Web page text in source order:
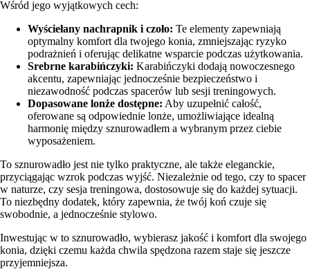
Wśród jego wyjątkowych cech:
Wyściełany nachrapnik i czoło: Te elementy zapewniają
optymalny komfort dla twojego konia, zmniejszając ryzyko
podrażnień i oferując delikatne wsparcie podczas użytkowania.
Srebrne karabińczyki: Karabińczyki dodają nowoczesnego
akcentu, zapewniając jednocześnie bezpieczeństwo i
niezawodność podczas spacerów lub sesji treningowych.
Dopasowane lonże dostępne: Aby uzupełnić całość,
oferowane są odpowiednie lonże, umożliwiające idealną
harmonię między sznurowadłem a wybranym przez ciebie
wyposażeniem.
To sznurowadło jest nie tylko praktyczne, ale także eleganckie,
przyciągając wzrok podczas wyjść. Niezależnie od tego, czy to spacer
w naturze, czy sesja treningowa, dostosowuje się do każdej sytuacji.
To niezbędny dodatek, który zapewnia, że twój koń czuje się
swobodnie, a jednocześnie stylowo.
Inwestując w to sznurowadło, wybierasz jakość i komfort dla swojego
konia, dzięki czemu każda chwila spędzona razem staje się jeszcze
przyjemniejsza.